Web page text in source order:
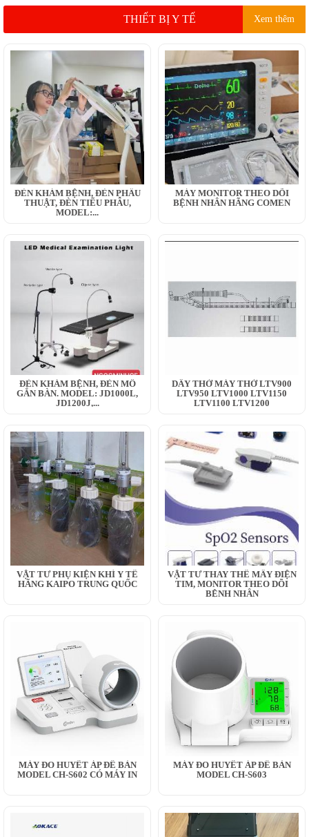
THIẾT BỊ Y TẾ Xem thêm
ĐÈN KHÁM BỆNH, ĐÈN PHẪU
THUẬT, ĐÈN TIỂU PHẪU,
MODEL:...
MÁY MONITOR THEO DÕI
BỆNH NHÂN HÃNG COMEN
ĐÈN KHÁM BỆNH, ĐÈN MỔ
GẮN BÀN. MODEL: JD1000L,
JD1200J,...
DÂY THỞ MÁY THỞ LTV900
LTV950 LTV1000 LTV1150
LTV1100 LTV1200
VẬT TƯ PHỤ KIỆN KHÍ Y TẾ
HÃNG KAIPO TRUNG QUỐC
VẬT TƯ THAY THẾ MÂY ĐIỆN
TIM, MONITOR THEO DÕI
BỆNH NHÂN
MÁY ĐO HUYẾT ÁP ĐỂ BÀN
MODEL CH-S602 CÓ MÁY IN
MÁY ĐO HUYẾT ÁP ĐỂ BÀN
MODEL CH-S603